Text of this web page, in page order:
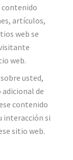
contenido
artículos,
web se
web.
usted,
de
contenido
interacción si
sitio web.